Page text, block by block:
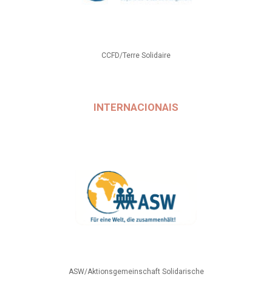
CCFD/Terre Solidaire
INTERNACIONAIS
ASW/Aktionsgemeinschaft Solidarische